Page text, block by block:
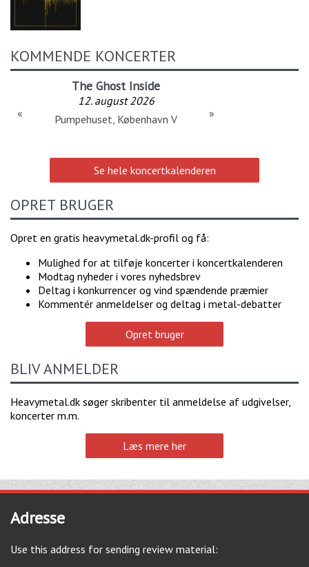
KOMMENDE KONCERTER
The Ghost Inside
12. august 2026
Pumpehuset, København V
« »
Se hele koncertkalenderen
OPRET BRUGER
Opret en gratis heavymetal.dk-profil og få:
Mulighed for at tilføje koncerter i koncertkalenderen
Modtag nyheder i vores nyhedsbrev
Deltag i konkurrencer og vind spændende præmier
Kommentér anmeldelser og deltag i metal-debatter
Opret bruger
BLIV ANMELDER
Heavymetal.dk søger skribenter til anmeldelse af udgivelser,
koncerter m.m.
Læs mere her
Adresse
Use this address for sending review material: